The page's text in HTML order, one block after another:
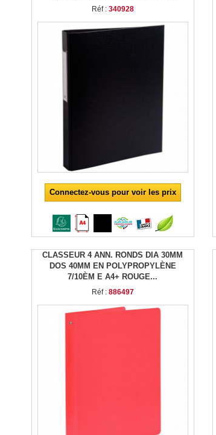
Réf : 340928
Connectez-vous pour voir les prix
CLASSEUR 4 ANN. RONDS DIA 30MM
DOS 40MM EN POLYPROPYLÈNE
7/10ÈM E A4+ ROUGE...
Réf : 886497